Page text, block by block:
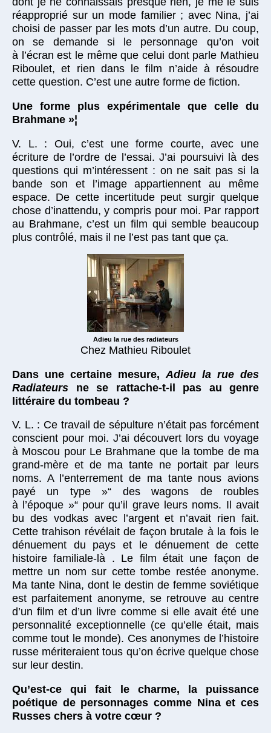
réapproprié sur un mode familier ; avec Nina, j’ai
choisi de passer par les mots d’un autre. Du coup,
on se demande si le personnage qu’on voit
à l’écran est le même que celui dont parle Mathieu
Riboulet, et rien dans le film n’aide à résoudre
cette question. C’est une autre forme de fiction.
Une forme plus expérimentale que celle du
Brahmane »¦
V. L. : Oui, c’est une forme courte, avec une
écriture de l’ordre de l’essai. J’ai poursuivi là des
questions qui m’intéressent : on ne sait pas si la
bande son et l’image appartiennent au même
espace. De cette incertitude peut surgir quelque
chose d’inattendu, y compris pour moi. Par rapport
au Brahmane, c’est un film qui semble beaucoup
plus contrôlé, mais il ne l’est pas tant que ça.
Adieu la rue des radiateurs
Chez Mathieu Riboulet
Dans une certaine mesure, Adieu la rue des
Radiateurs ne se rattache-t-il pas au genre
littéraire du tombeau ?
V. L. : Ce travail de sépulture n’était pas forcément
conscient pour moi. J’ai découvert lors du voyage
à Moscou pour Le Brahmane que la tombe de ma
grand-mère et de ma tante ne portait par leurs
noms. A l’enterrement de ma tante nous avions
payé un type »“ des wagons de roubles
à l’époque »“ pour qu’il grave leurs noms. Il avait
bu des vodkas avec l’argent et n’avait rien fait.
Cette trahison révélait de façon brutale à la fois le
dénuement du pays et le dénuement de cette
histoire familiale-là . Le film était une façon de
mettre un nom sur cette tombe restée anonyme.
Ma tante Nina, dont le destin de femme soviétique
est parfaitement anonyme, se retrouve au centre
d’un film et d’un livre comme si elle avait été une
personnalité exceptionnelle (ce qu’elle était, mais
comme tout le monde). Ces anonymes de l’histoire
russe mériteraient tous qu’on écrive quelque chose
sur leur destin.
Qu’est-ce qui fait le charme, la puissance
poétique de personnages comme Nina et ces
Russes chers à votre cœur ?